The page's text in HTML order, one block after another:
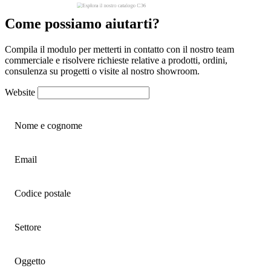
Come possiamo aiutarti?
Compila il modulo per metterti in contatto con il nostro team
commerciale e risolvere richieste relative a prodotti, ordini,
consulenza su progetti o visite al nostro showroom.
Website
Nome e cognome
Email
Codice postale
Settore
Oggetto